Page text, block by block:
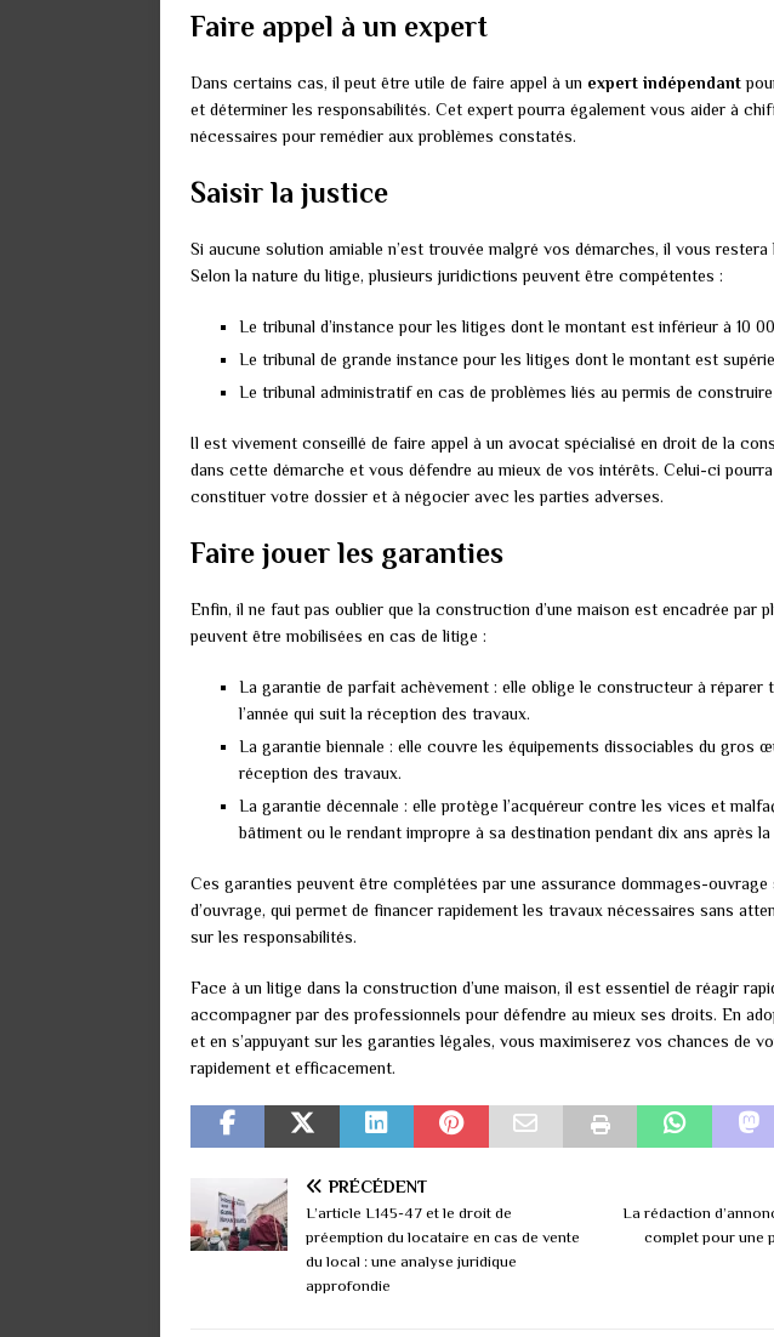
Faire appel à un expert
Dans certains cas, il peut être utile de faire appel à un expert indépendant
et déterminer les responsabilités. Cet expert pourra également vous aider à
nécessaires pour remédier aux problèmes constatés.
Saisir la justice
Si aucune solution amiable n’est trouvée malgré vos démarches, il vous
Selon la nature du litige, plusieurs juridictions peuvent être compétentes :
Le tribunal d’instance pour les litiges dont le montant est inférieur à 10
Le tribunal de grande instance pour les litiges dont le montant est
Le tribunal administratif en cas de problèmes liés au permis de construire
Il est vivement conseillé de faire appel à un avocat spécialisé en droit de la
dans cette démarche et vous défendre au mieux de vos intérêts. Celui-ci
constituer votre dossier et à négocier avec les parties adverses.
Faire jouer les garanties
Enfin, il ne faut pas oublier que la construction d’une maison est encadrée par
peuvent être mobilisées en cas de litige :
La garantie de parfait achèvement : elle oblige le constructeur à réparer
l’année qui suit la réception des travaux.
La garantie biennale : elle couvre les équipements dissociables du gros
réception des travaux.
La garantie décennale : elle protège l’acquéreur contre les vices et
bâtiment ou le rendant impropre à sa destination pendant dix ans après
Ces garanties peuvent être complétées par une assurance dommages-
d’ouvrage, qui permet de financer rapidement les travaux nécessaires sans
sur les responsabilités.
Face à un litige dans la construction d’une maison, il est essentiel de réagir
accompagner par des professionnels pour défendre au mieux ses droits. En
et en s’appuyant sur les garanties légales, vous maximiserez vos chances de
rapidement et efficacement.
PRÉCÉDENT
L’article L145-47 et le droit de
préemption du locataire en cas de vente
du local : une analyse juridique
approfondie
La rédaction
complet pour une